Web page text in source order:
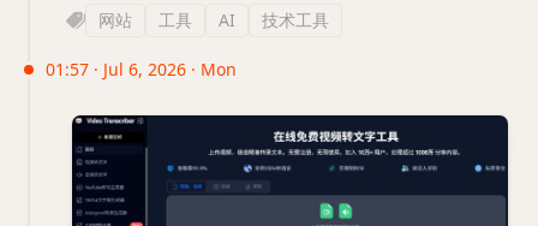
网站 工具 AI 技术工具
01:57 · Jul 6, 2026 · Mon